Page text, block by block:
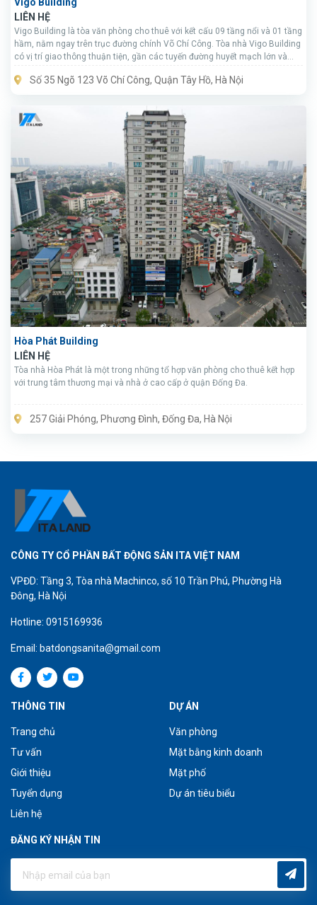
LIÊN HỆ
Vigo Building là tòa văn phòng cho thuê với kết cấu 09 tầng nổi và 01 tầng
hầm, nằm ngay trên trục đường chính Võ Chí Công. Tòa nhà Vigo Building
có vị trí giao thông thuận tiện, gần các tuyến đường huyết mạch lớn và
Số 35 Ngõ 123 Võ Chí Công, Quận Tây Hồ, Hà Nội
Hòa Phát Building
LIÊN HỆ
Tòa nhà Hòa Phát là một trong những tổ hợp văn phòng cho thuê kết hợp
với trung tâm thương mại và nhà ở cao cấp ở quận Đống Đa.
257 Giải Phóng, Phương Đình, Đống Đa, Hà Nội
CÔNG TY CỔ PHẦN BẤT ĐỘNG SẢN ITA VIỆT NAM
VPĐD: Tầng 3, Tòa nhà Machinco, số 10 Trần Phú, Phường Hà
Đông, Hà Nội
Hotline: 0915169936
Email: batdongsanita@gmail.com
THÔNG TIN
Trang chủ
Tư vấn
Giới thiệu
Tuyển dụng
Liên hệ
DỰ ÁN
Văn phòng
Mặt bằng kinh doanh
Mặt phố
Dự án tiêu biểu
ĐĂNG KÝ NHẬN TIN